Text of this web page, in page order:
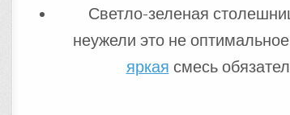
Светло-зеленая
неужели это не
яркая смесь